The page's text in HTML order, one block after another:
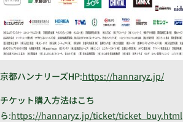
京都ハンナリーズHP:https://hannaryz.jp/
チケット購入方法はこち
ら:https://hannaryz.jp/ticket/ticket_buy.html